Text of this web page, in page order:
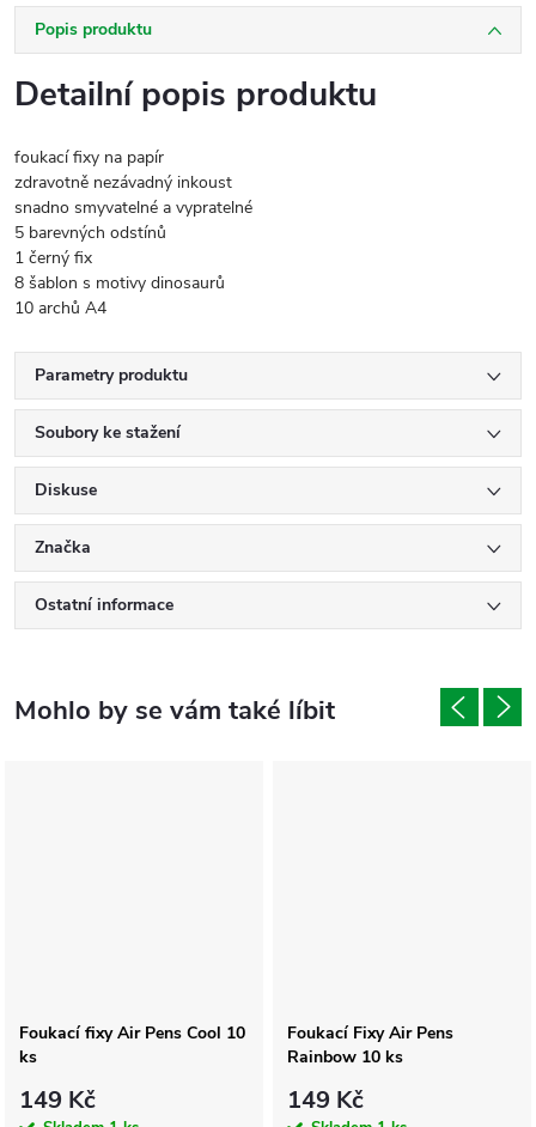
Popis produktu
Detailní popis produktu
foukací fixy na papír
zdravotně nezávadný inkoust
snadno smyvatelné a vypratelné
5 barevných odstínů
1 černý fix
8 šablon s motivy dinosaurů
10 archů A4
Parametry produktu
Soubory ke stažení
Diskuse
Značka
Ostatní informace
Foukací fixy Air Pens Cool 10
ks
149 Kč
Foukací Fixy Air Pens
Rainbow 10 ks
149 Kč